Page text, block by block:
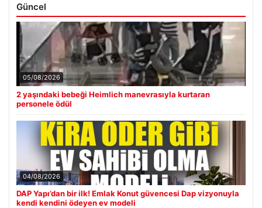
Güncel
05/08/2026
2 yaşındaki bebeği Heimlich manevrasıyla kurtaran
personele ödül
04/08/2026
DAP Yapı’dan bir ilk! Emlak Konut güvencesi Dap vizyonuyla
kendi kendini ödeyen ev modeli